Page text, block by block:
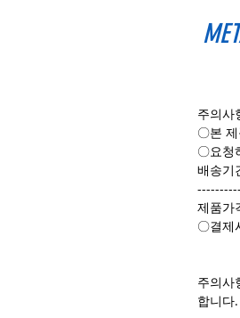
주의사
〇본
〇요청
배송기
제품가
〇결제
주의사
합니다.